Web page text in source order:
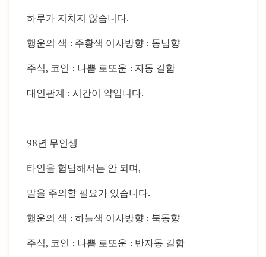
하루가 지치지 않습니다.
행운의 색 : 주황색 이사방향 : 동남향
주식, 코인 : 나쁨 로또운 : 자동 길함
대인관계 : 시간이 약입니다.
98년 무인생
타인을 험담해서는 안 되며,
말을 주의할 필요가 있습니다.
행운의 색 : 하늘색 이사방향 : 북동향
주식, 코인 : 나쁨 로또운 : 반자동 길함